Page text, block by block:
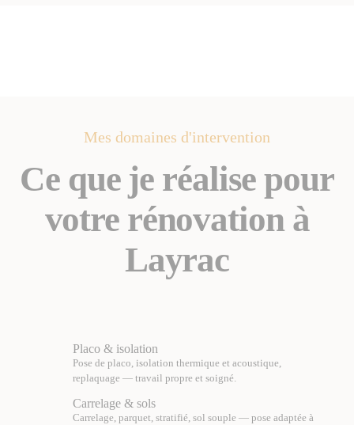
Mes domaines d'intervention
Ce que je réalise pour
votre rénovation à
Layrac
Placo & isolation
Pose de placo, isolation thermique et acoustique,
replaquage — travail propre et soigné.
Carrelage & sols
Carrelage, parquet, stratifié, sol souple — pose adaptée à